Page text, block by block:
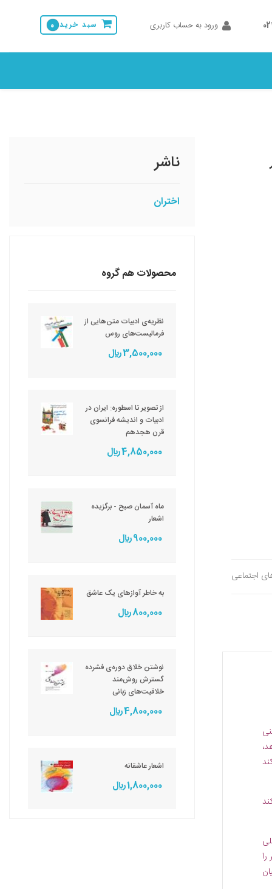
ورود به حساب کاربری سبد خرید 0
اجتماعی
ناشر
اختران
محصولات هم گروه
نظریه‌ی ادبیات متن‌هایی از
فرمالیست‌های روس
3,500,000 ريال
از تصویر تا اسطوره: ایران در
ادبیات و اندیشه فرانسوی
قرن هجدهم
4,850,000 ريال
ماه آسمان صبح - برگزیده
اشعار
900,000 ريال
به خاطر آوازهای یک عاشق
800,000 ريال
نوشتن خلاق دوره‌ی فشرده
گسترش روش‌مند
خلاقیت‌های زبانی
4,800,000 ريال
اشعار عاشقانه
1,800,000 ريال